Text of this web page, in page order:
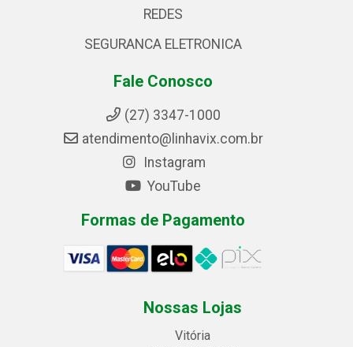
REDES
SEGURANCA ELETRONICA
Fale Conosco
(27) 3347-1000
atendimento@linhavix.com.br
Instagram
YouTube
Formas de Pagamento
Nossas Lojas
Vitória